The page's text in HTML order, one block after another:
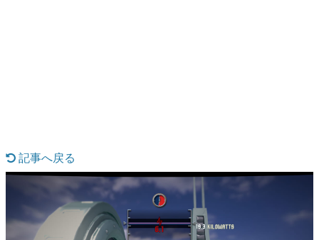
特集記事
女性向け
記事へ戻る